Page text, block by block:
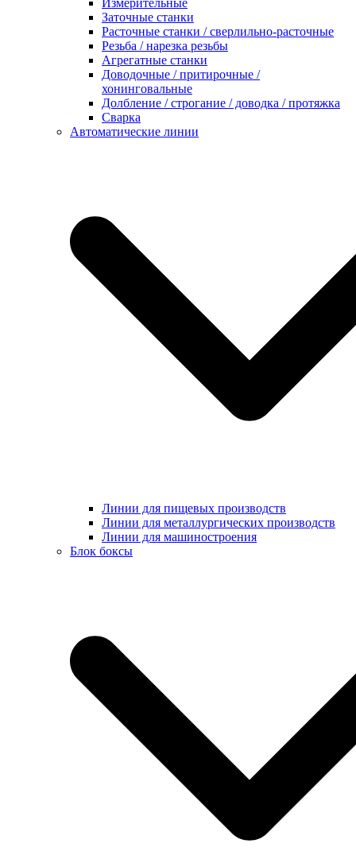
Измерительные
Заточные станки
Расточные станки / сверлильно-расточные
Резьба / нарезка резьбы
Агрегатные станки
Доводочные / притирочные /
хонинговальные
Долбление / строгание / доводка / протяжка
Сварка
Автоматические линии
Линии для пищевых производств
Линии для металлургических производств
Линии для машиностроения
Блок боксы